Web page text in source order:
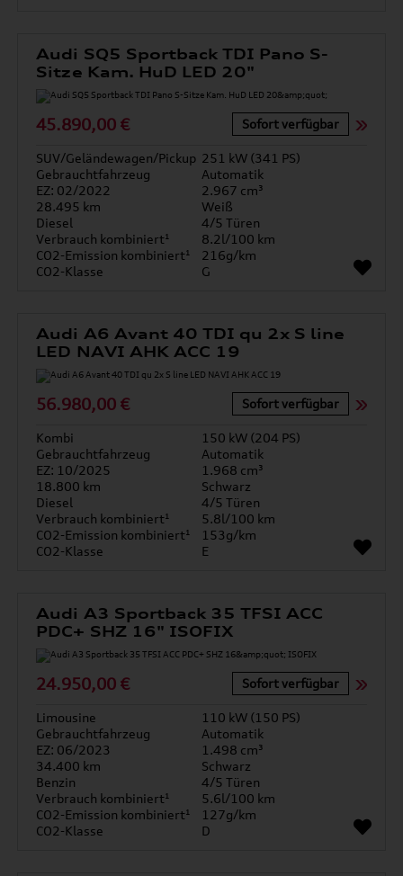
Audi SQ5 Sportback TDI Pano S-
Sitze Kam. HuD LED 20"
45.890,00 € Sofort verfügbar
SUV/Geländewagen/Pickup 251 kW (341 PS)
Gebrauchtfahrzeug
Automatik
EZ: 02/2022
2.967 cm³
28.495 km
Weiß
Diesel
4/5 Türen
Verbrauch kombiniert¹
8.2l/100 km
CO2-Emission kombiniert¹
216g/km
CO2-Klasse
G
Audi A6 Avant 40 TDI qu 2x S line
LED NAVI AHK ACC 19
56.980,00 € Sofort verfügbar
Kombi
150 kW (204 PS)
Gebrauchtfahrzeug
Automatik
EZ: 10/2025
1.968 cm³
18.800 km
Schwarz
Diesel
4/5 Türen
Verbrauch kombiniert¹
5.8l/100 km
CO2-Emission kombiniert¹
153g/km
CO2-Klasse
E
Audi A3 Sportback 35 TFSI ACC
PDC+ SHZ 16" ISOFIX
24.950,00 € Sofort verfügbar
Limousine
110 kW (150 PS)
Gebrauchtfahrzeug
Automatik
EZ: 06/2023
1.498 cm³
34.400 km
Schwarz
Benzin
4/5 Türen
Verbrauch kombiniert¹
5.6l/100 km
CO2-Emission kombiniert¹
127g/km
CO2-Klasse
D